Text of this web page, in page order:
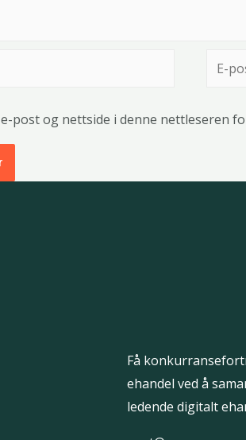
post og nettside i denne nettleseren
Få
ehandel ved å
ledende digitalt